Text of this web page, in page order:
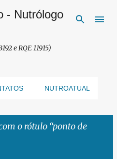
principal
- Nutrólogo
e RQE 11915)
NUTROATUAL
o rótulo ponto de